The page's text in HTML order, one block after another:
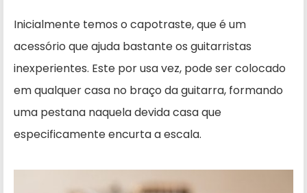
Inicialmente temos o capotraste, que é um
acessório que ajuda bastante os guitarristas
inexperientes. Este por usa vez, pode ser colocado
em qualquer casa no braço da guitarra, formando
uma pestana naquela devida casa que
especificamente encurta a escala.